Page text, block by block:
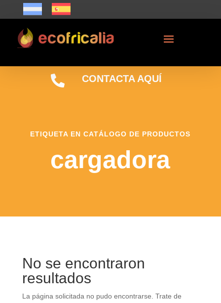
 CONTACTA AQUÍ
ETIQUETA EN CATÁLOGO DE PRODUCTOS
cargadora
No se encontraron
resultados
La página solicitada no pudo encontrarse. Trate de